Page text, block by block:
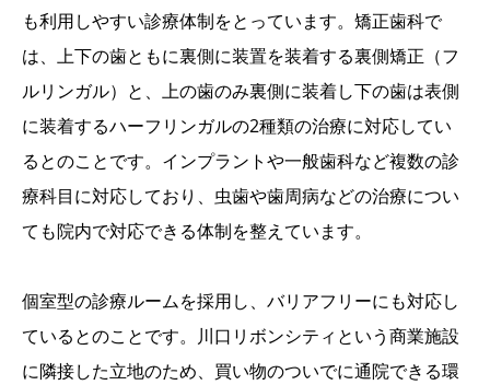
も利用しやすい診療体制をとっています。矯正歯科で
は、上下の歯ともに裏側に装置を装着する裏側矯正（フ
ルリンガル）と、上の歯のみ裏側に装着し下の歯は表側
に装着するハーフリンガルの2種類の治療に対応してい
るとのことです。インプラントや一般歯科など複数の診
療科目に対応しており、虫歯や歯周病などの治療につい
ても院内で対応できる体制を整えています。
個室型の診療ルームを採用し、バリアフリーにも対応し
ているとのことです。川口リボンシティという商業施設
に隣接した立地のため、買い物のついでに通院できる環